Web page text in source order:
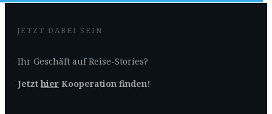
JETZT DABEI SEIN
Ihr Geschäft auf Reise-Stories?
Jetzthier Kooperation finden!